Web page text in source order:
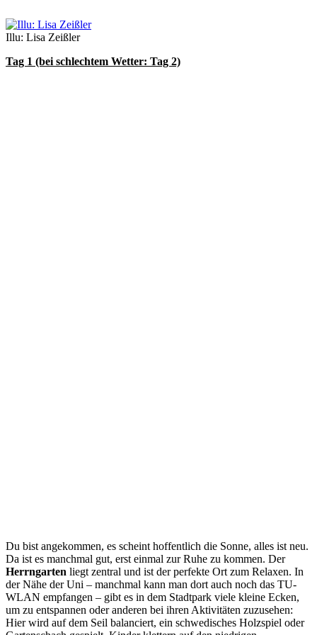
Illu: Lisa Zeißler
Tag 1 (bei schlechtem Wetter: Tag 2)
Du bist angekommen, es scheint hoffentlich die Sonne, alles ist neu.
Da ist es manchmal gut, erst einmal zur Ruhe zu kommen. Der
Herrngarten liegt zentral und ist der perfekte Ort zum Relaxen. In
der Nähe der Uni – manchmal kann man dort auch noch das TU-
WLAN empfangen – gibt es in dem Stadtpark viele kleine Ecken,
um zu entspannen oder anderen bei ihren Aktivitäten zuzusehen:
Hier wird auf dem Seil balanciert, ein schwedisches Holzspiel oder